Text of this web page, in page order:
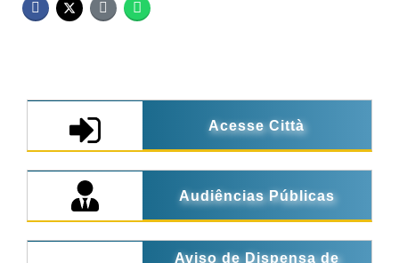
Acesse Città
Audiências Públicas
Aviso de Dispensa de